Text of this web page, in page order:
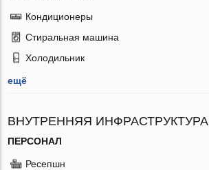
Кондиционеры
Стиральная машина
Холодильник
ещё
ВНУТРЕННЯЯ ИНФРАСТРУКТУРА
ПЕРСОНАЛ
Ресепшн